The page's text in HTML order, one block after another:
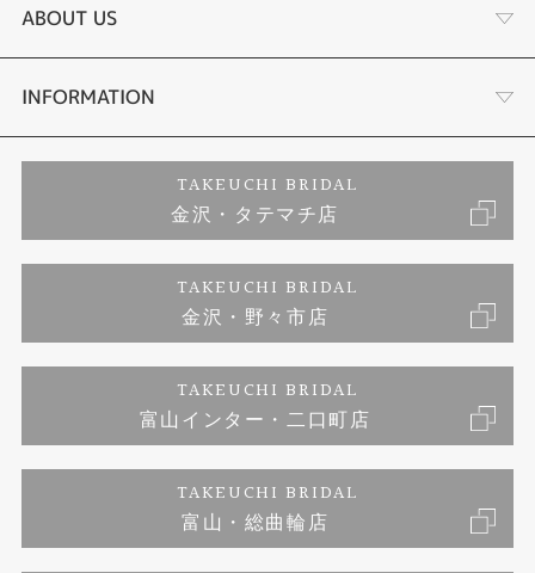
結婚指輪
セットリング
婚約ネックレス
ダイヤモンド
ジュエリーリフォーム
選ばれる理由まとめ
お客様の声
プロポーズサポート
ブランドリスト
福井指輪工房｜手作りペアリング
福井指輪工房｜手作り結婚指輪 and 婚約指輪
福井工房｜手作り婚約指輪プロポーズプラン
ABOUT US
会社概要
お客様の声
INFORMATION
プライバシーポリシー
TAKEUCHI BRIDAL
金沢・タテマチ店
TAKEUCHI BRIDAL
金沢・野々市店
TAKEUCHI BRIDAL
富山インター・二口町店
TAKEUCHI BRIDAL
富山・総曲輪店